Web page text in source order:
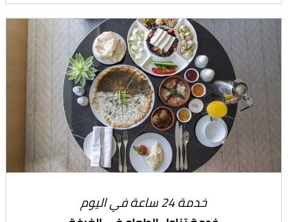
خدمة 24 ساعة في اليوم